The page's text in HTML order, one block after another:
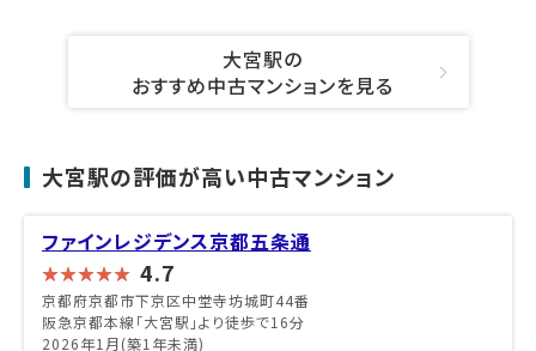
大宮駅の
おすすめ中古マンションを見る
大宮駅の評価が高い中古マンション
ファインレジデンス京都五条通
4.7
京都府京都市下京区中堂寺坊城町44番
阪急京都本線「大宮駅」より徒歩で16分
2026年1月(築1年未満)